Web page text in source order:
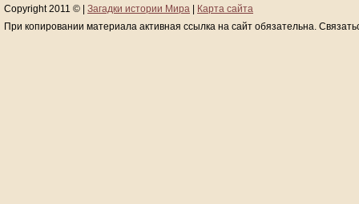
Copyright 2011 © | Загадки истории Мира
Карта сайта
При копировании материала активная ссылка на сайт обязательна.